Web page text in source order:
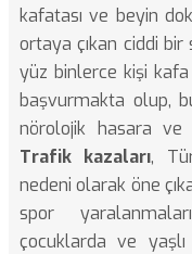
kafatası ve beyin
ortaya çıkan ciddi bir
yüz binlerce kişi
başvurmakta olup,
nörolojik hasara
Trafik kazaları,
nedeni olarak öne
spor
çocuklarda ve